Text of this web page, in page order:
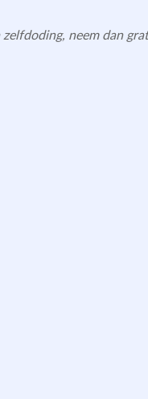
zelfdoding, neem dan